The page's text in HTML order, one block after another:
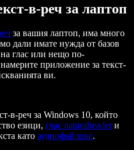
в-реч за лаптоп
за вашия лаптоп, има много
дали имате нужда от базов
на глас или нещо по-
приложение за текст-
ви.
в-реч за Windows 10, който
езици, глас naturalreaderи
като аудиофайлове.